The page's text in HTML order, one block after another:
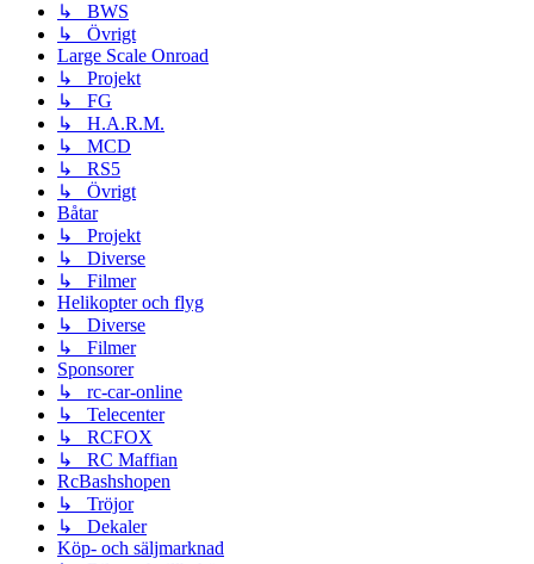
↳ BWS
↳ Övrigt
Large Scale Onroad
↳ Projekt
↳ FG
↳ H.A.R.M.
↳ MCD
↳ RS5
↳ Övrigt
Båtar
↳ Projekt
↳ Diverse
↳ Filmer
Helikopter och flyg
↳ Diverse
↳ Filmer
Sponsorer
↳ rc-car-online
↳ Telecenter
↳ RCFOX
↳ RC Maffian
RcBashshopen
↳ Tröjor
↳ Dekaler
Köp- och säljmarknad